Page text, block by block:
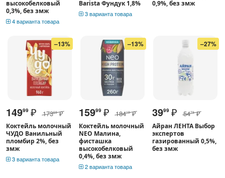
высокобелковый
0,3%, без змж
4 варианта товара
Barista Фундук 1,8%
3 варианта товара
0,9%, без змж
–13%
14999 ₽ 17369 ₽
Коктейль молочный
ЧУДО Ванильный
пломбир 2%, без
змж
3 варианта товара
–13%
15999 ₽ 18419 ₽
Коктейль молочный
NEO Малина,
фисташка
высокобелковый
0,4%, без змж
2 варианта товара
–27%
3999 ₽ 5479 ₽
Айран ЛЕНТА Выбор
экспертов
газированный 0,5%,
без змж